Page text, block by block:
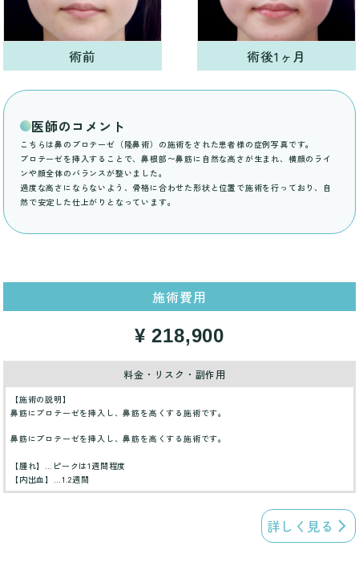
術前 術後1ヶ月
医師のコメント
こちらは鼻のプロテーゼ（隆鼻術）の施術をされた患者様の症例写真です。
プロテーゼを挿入することで、鼻根部〜鼻筋に自然な高さが生まれ、横顔のライ
ンや顔全体のバランスが整いました。
過度な高さにならないよう、骨格に合わせた形状と位置で施術を行っており、自
然で安定した仕上がりとなっています。
施術費用
¥ 218,900
料金・リスク・副作用
【施術の説明】
鼻筋にプロテーゼを挿入し、鼻筋を高くする施術です。
鼻筋にプロテーゼを挿入し、鼻筋を高くする施術です。
【腫れ】…ピークは1週間程度
【内出血】…1.2週間
詳しく見る